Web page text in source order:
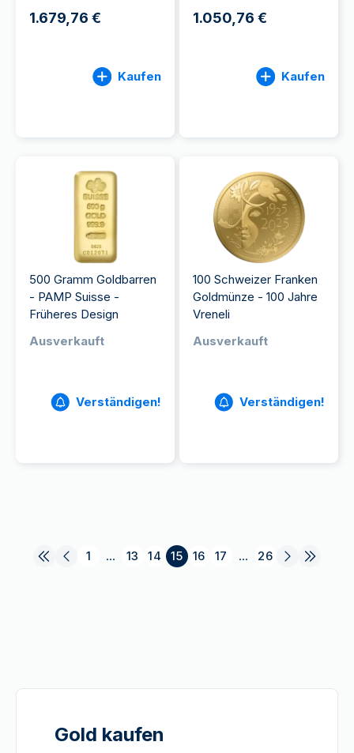
1.679,76 €
Kaufen
1.050,76 €
Kaufen
500 Gramm Goldbarren
- PAMP Suisse -
Früheres Design
Ausverkauft
Verständigen!
100 Schweizer Franken
Goldmünze - 100 Jahre
Vreneli
Ausverkauft
Verständigen!
1 ... 13 14 15 16 17 ... 26
Gold kaufen